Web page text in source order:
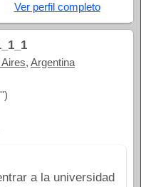
Ver perfil completo
, Argentina
a la universidad